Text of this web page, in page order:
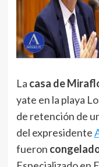
La casa de
yate en la playa
de retención de
del expresidente
fueron